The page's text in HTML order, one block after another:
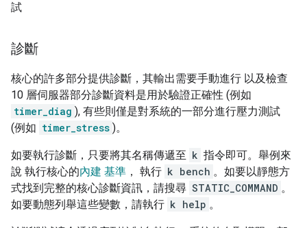
試
診斷
核心的許多部分提供診斷，其輸出需要手動進行 以及檢查
10 層伺服器部分診斷資料是用於驗證正確性 (例如
timer_diag ), 有些則僅是對系統的一部分進行壓力測試
(例如 timer_stress )。
如要執行診斷，只要將其名稱傳遞至 k 指令即可。舉例來
說 執行核心的內建 基準 ， 執行 k bench 。如要以靜態方
式找到完整的核心診斷資訊，請搜尋 STATIC_COMMAND 。
如要動態列舉這些變數，請執行 k help 。